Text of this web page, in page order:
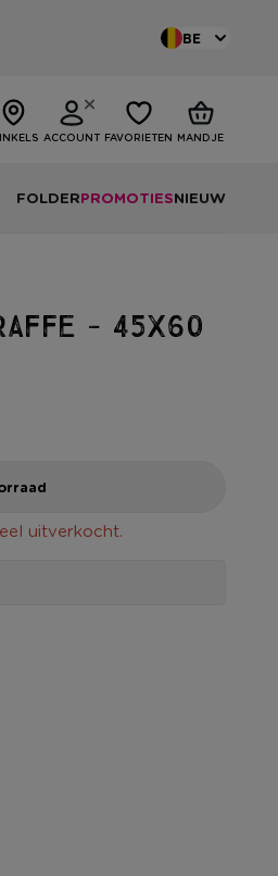
BE
ACCOUNT FAVORIETEN MANDJE
FOLDERPROMOTIESNIEUW
- 45x60
uitverkocht.